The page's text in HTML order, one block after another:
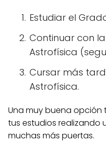
Estudiar el
Continuar con
Astrofísica
Cursar más
Astrofísica.
Una muy buena opción
tus estudios realizando
muchas más puertas.